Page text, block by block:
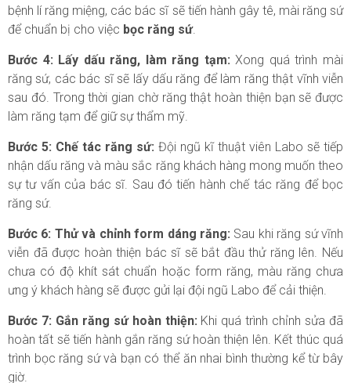
bệnh lí răng miệng, các bác sĩ sẽ tiến hành gây tê, mài răng sứ
để chuẩn bị cho việc bọc răng sứ.
Bước 4: Lấy dấu răng, làm răng tạm:Xong quá trình mài
răng sứ, các bác sĩ sẽ lấy dấu răng để làm răng thật vĩnh viễn
sau đó. Trong thời gian chờ răng thật hoàn thiện bạn sẽ được
làm răng tạm để giữ sự thẩm mỹ.
Bước 5: Chế tác răng sứ: Đội ngũ kĩ thuật viên Labo sẽ tiếp
nhận dấu răng và màu sắc răng khách hàng mong muốn theo
sự tư vấn của bác sĩ. Sau đó tiến hành chế tác răng để bọc
răng sứ.
Bước 6: Thử và chỉnh form dáng răng: Sau khi răng sứ vĩnh
viễn đã được hoàn thiện bác sĩ sẽ bắt đầu thử răng lên. Nếu
chưa có độ khít sát chuẩn hoặc form răng, màu răng chưa
ưng ý khách hàng sẽ được gửi lại đội ngũ Labo để cải thiện.
Bước 7: Gắn răng sứ hoàn thiện: Khi quá trình chỉnh sửa đã
hoàn tất sẽ tiến hành gắn răng sứ hoàn thiện lên. Kết thúc quá
trình bọc răng sứ và bạn có thể ăn nhai bình thường kể từ bây
giờ.